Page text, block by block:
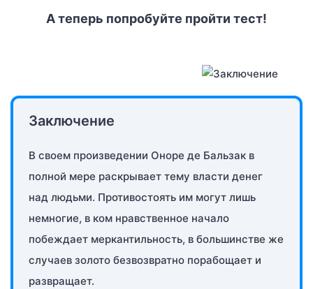
А теперь попробуйте пройти тест!
Заключение
В своем произведении Оноре де Бальзак в
полной мере раскрывает тему власти денег
над людьми. Противостоять им могут лишь
немногие, в ком нравственное начало
побеждает меркантильность, в большинстве же
случаев золото безвозвратно порабощает и
развращает.